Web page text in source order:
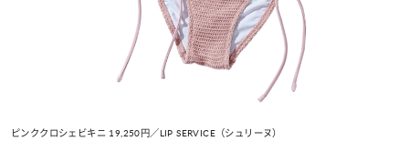
ピンククロシェビキニ 19,250円／LIP SERVICE（シュリーヌ）